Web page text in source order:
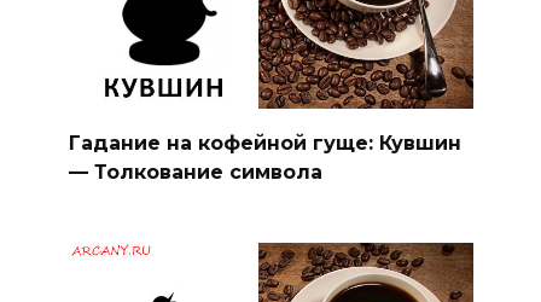
Гадание на кофейной гуще: Кувшин
— Толкование символа